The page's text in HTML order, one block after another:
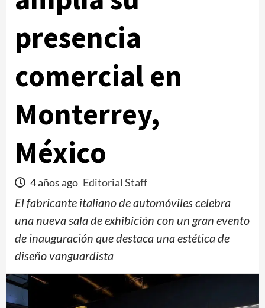
presencia
comercial en
Monterrey,
México
4 años ago Editorial Staff
El fabricante italiano de automóviles celebra
una nueva sala de exhibición con un gran evento
de inauguración que destaca una estética de
diseño vanguardista